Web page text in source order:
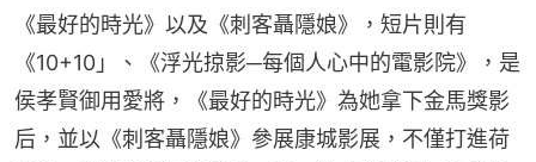
《最好的時光》以及《刺客聶隱娘》，短片則有
《10+10」、《浮光掠影─每個人心中的電影院》，是
侯孝賢御用愛將，《最好的時光》為她拿下金馬獎影
后，並以《刺客聶隱娘》參展康城影展，不僅打進荷